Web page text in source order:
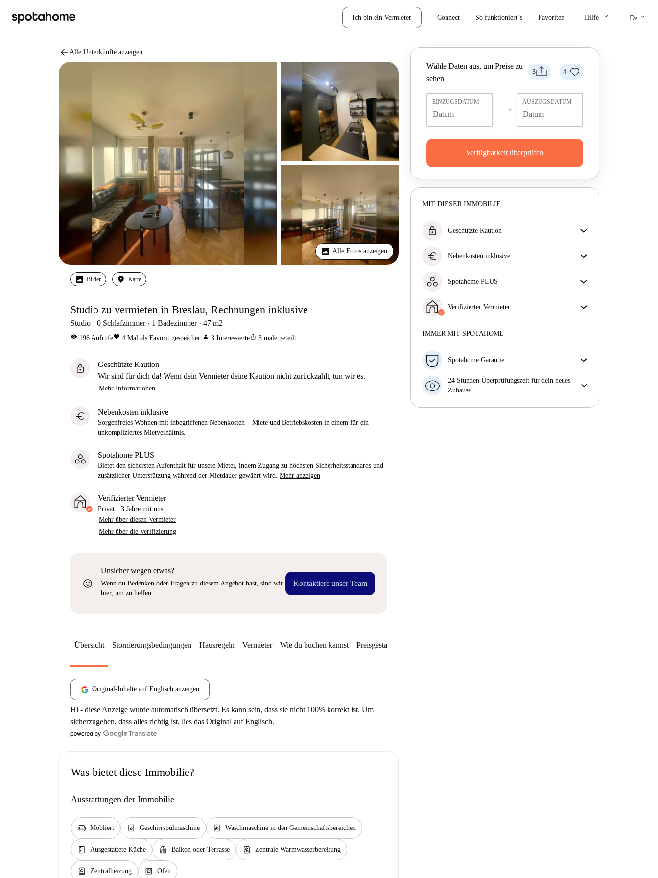
Ich bin ein Vermieter Connect So funktioniert´s Favoriten Hilfe keyboard_arrow_down De keyboard_arrow_down
arrow_back Alle Unterkünfte anzeigen
Alle Fotos anzeigen
Bilder Karte
Studio zu vermieten in Breslau, Rechnungen inklusive
Studio 0 Schlafzimmer 1 Badezimmer 47 m2
visibility 196 Aufrufefavorite 4 Mal als Favorit gespeichertperson 3 Interessierteios_share 3 male geteilt
lock
Geschützte Kaution
Wir sind für dich da! Wenn dein Vermieter deine Kaution nicht zurückzahlt, tun wir es.
Mehr Informationen
euro Nebenkosten inklusive
Sorgenfreies Wohnen mit inbegriffenen Nebenkosten – Miete und Betriebskosten in einem für ein
unkompliziertes Mietverhältnis.
Spotahome PLUS
Bietet den sichersten Aufenthalt für unsere Mieter, indem Zugang zu höchsten Sicherheitsstandards und
zusätzlicher Unterstützung während der Mietdauer gewährt wird. Mehr anzeigen
Verifizierter Vermieter
Privat · 3 Jahre mit uns
Mehr über diesen Vermieter
Mehr über die Verifizierung
sentiment_very_satisfied
Unsicher wegen etwas?
Wenn du Bedenken oder Fragen zu diesem Angebot hast, sind wir
hier, um zu helfen.
Kontaktiere unser Team
3 4
Wähle Daten aus, um Preise zu
sehen
EINZUGSDATUM AUSZUGSDATUM
Verfügbarkeit überprüfen
MIT DIESER IMMOBILIE
lock Geschützte Kaution
Kaution nicht zurückzahlt, tun wir es.
euro Nebenkosten inklusive
– Miete und Betriebskosten in einem für ein
Spotahome PLUS
indem Zugang zu höchsten Sicherheitsstandards und
zusätzlicher Unterstützung während der Mietdauer
Verifizierter Vermieter
Mehr über diesen Vermieter
IMMER MIT SPOTAHOME
Spotahome Garantie
Falls der Vermieter deine Buchung kurzfristig
storniert, werden wir dir entweder A) ein Hotel
finden oder B) den gezahlten Betrag vollständig
24 Stunden Überprüfungszeit für dein neues
Zuhause
Übersicht Stornierungsbedingungen Hausregeln Vermieter Wie du buchen kannst Preisgestaltung
Original-Inhalte auf Englisch anzeigen
Hi - diese Anzeige wurde automatisch übersetzt. Es kann sein, dass sie nicht 100% korrekt ist. Um
sicherzugehen, dass alles richtig ist, lies das Original auf Englisch.
Was bietet diese Immobilie?
Ausstattungen der Immobilie
chair Möbliert dishwasher_gen Geschirrspülmaschine local_laundry_service Waschmaschine in den Gemeinschaftsbereichen
kitchen Ausgestattete Küche balcony Balkon oder Terrasse water_heater Zentrale Warmwasserbereitung
water_heater Zentralheizung oven_gen Ofen